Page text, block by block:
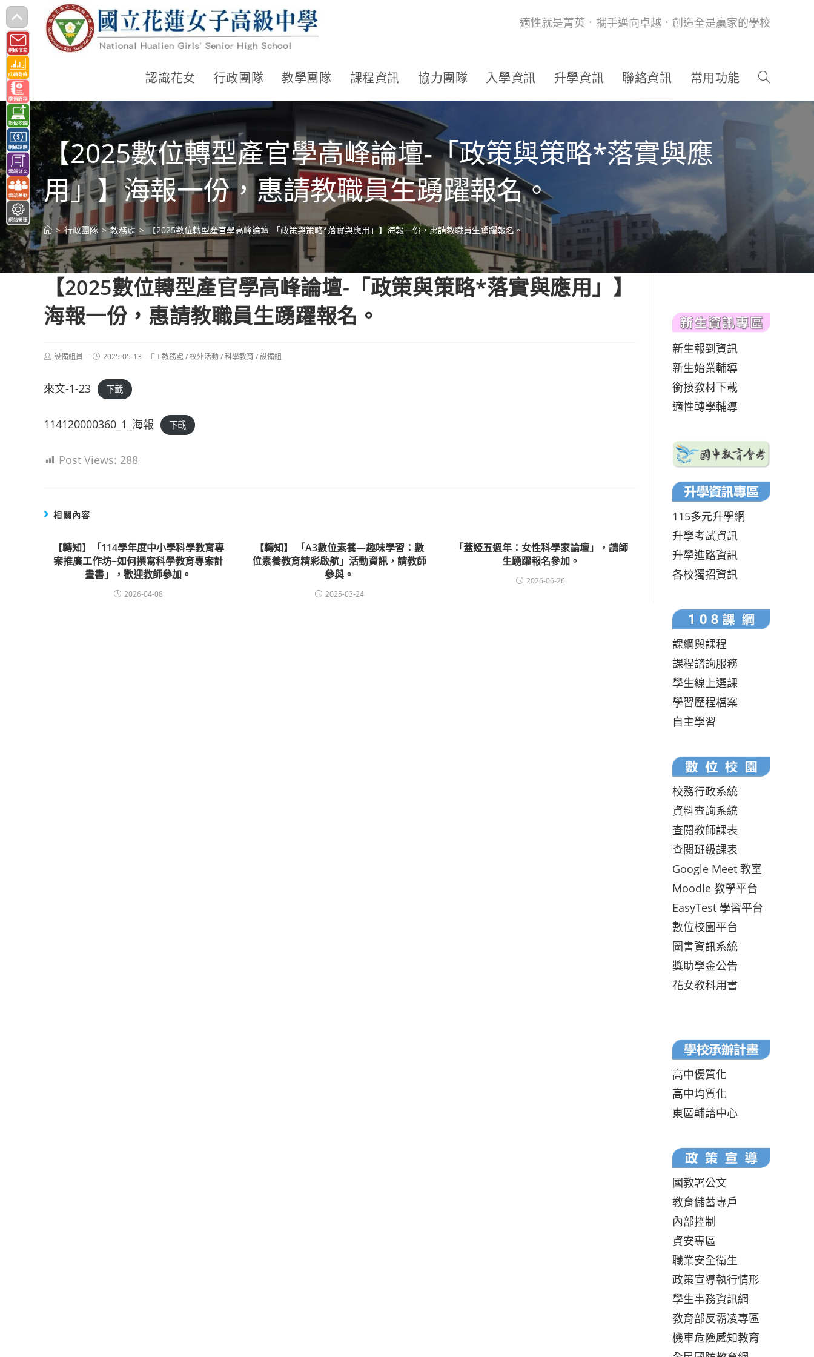
跳
轉
至
主
要
內
容
適性就是菁英．攜手邁向卓越．創造全是贏家的學校
認識花女 行政團隊 教學團隊 課程資訊 協力團隊 入學資訊 升學資訊 聯絡資訊 常用功能
【2025數位轉型產官學高峰論壇-「政策與策略*落實與應
用」】海報一份，惠請教職員生踴躍報名。
> 行政團隊 > 教務處 > 【2025數位轉型產官學高峰論壇-「政策與策略*落實與應用」】海報一份，惠請教職員生踴躍報名。
【2025數位轉型產官學高峰論壇-「政策與策略*落實與應用」】
海報一份，惠請教職員生踴躍報名。
Post設備組員
Post2025-05-13
Post教務處 /校外活動/科學教育/設備組
來文-1-23 下載
114120000360_1_海報 下載
Post Views: 288
相關內容
【轉知】「114學年度中小學科學教育專
案推廣工作坊−如何撰寫科學教育專案計
畫書」，歡迎教師參加。
2026-04-08
【轉知】 「A3數位素養—趣味學習：數
位素養教育精彩啟航」活動資訊，請教師
參與。
2025-03-24
「蓋婭五週年：女性科學家論壇」，請師
生踴躍報名參加。
2026-06-26
新生報到資訊
新生始業輔導
銜接教材下載
適性轉學輔導
115多元升學網
升學考試資訊
升學進路資訊
各校獨招資訊
課綱與課程
課程諮詢服務
學生線上選課
學習歷程檔案
自主學習
校務行政系統
資料查詢系統
查閱教師課表
查閱班級課表
Google Meet 教室
Moodle 教學平台
EasyTest 學習平台
數位校園平台
圖書資訊系統
獎助學金公告
花女教科用書
高中優質化
高中均質化
東區輔諮中心
國教署公文
教育儲蓄專戶
內部控制
資安專區
職業安全衛生
政策宣導執行情形
學生事務資訊網
教育部反霸凌專區
機車危險感知教育